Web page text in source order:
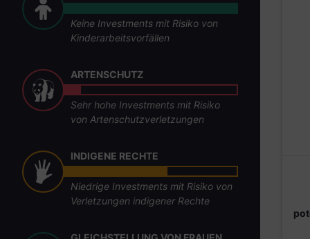
Keine Investments mit Risiko von
Kinderarbeitsvorfällen
ARTENSCHUTZ
Sehr hohe Investments mit Risiko
von Artenschutzverletzungen
INDIGENE RECHTE
Niedrige Investments mit Risiko von
Verletzungen indigener Rechte